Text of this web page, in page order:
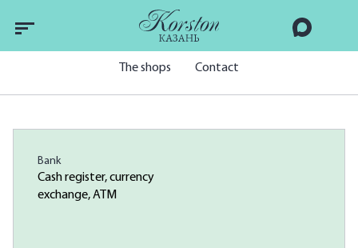
The shops Contact
Bank
Cash register, currency
exchange, ATM